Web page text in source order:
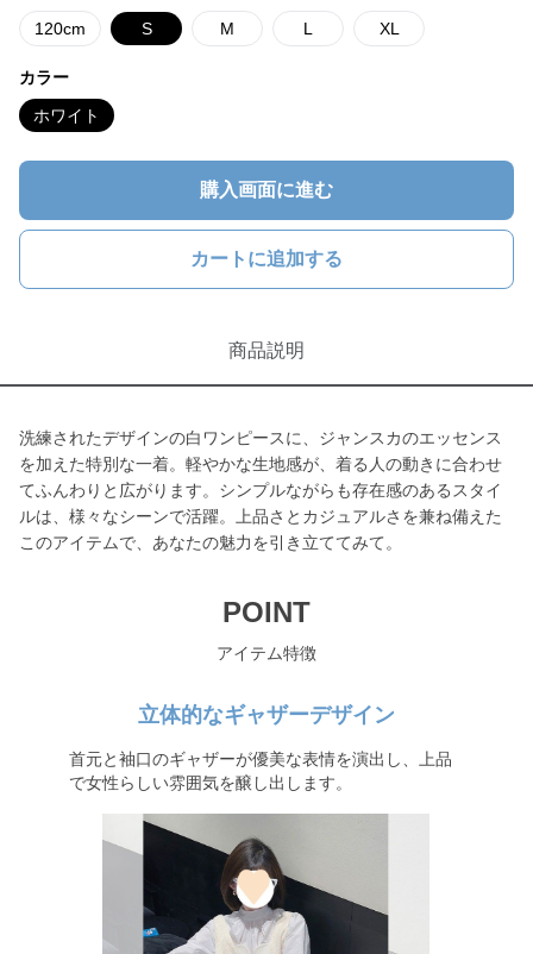
120cm S M L XL
カラー
ホワイト
購入画面に進む
カートに追加する
商品説明
洗練されたデザインの白ワンピースに、ジャンスカのエッセンス
を加えた特別な一着。軽やかな生地感が、着る人の動きに合わせ
てふんわりと広がります。シンプルながらも存在感のあるスタイ
ルは、様々なシーンで活躍。上品さとカジュアルさを兼ね備えた
このアイテムで、あなたの魅力を引き立ててみて。
POINT
アイテム特徴
立体的なギャザーデザイン
首元と袖口のギャザーが優美な表情を演出し、上品
で女性らしい雰囲気を醸し出します。